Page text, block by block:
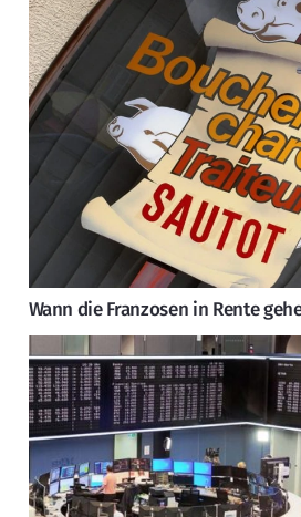
Wann die Franzosen in Rente